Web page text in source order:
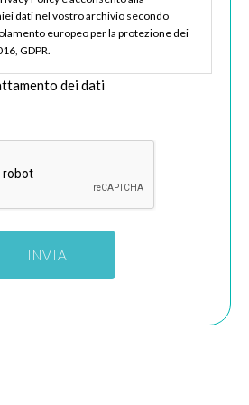
dati nel vostro archivio secondo
europeo per la protezione dei
GDPR.
dei dati